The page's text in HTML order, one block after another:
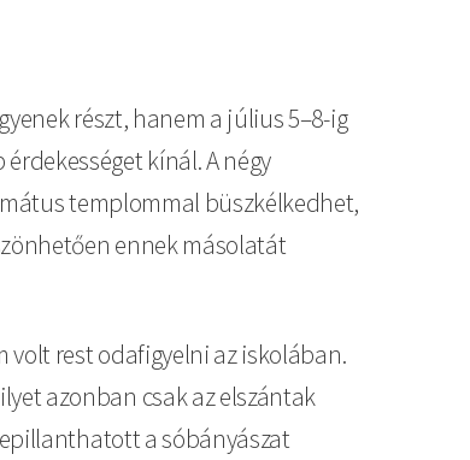
részt, hanem a július 5–8-ig
kínál. A négy
templommal büszkélkedhet,
ennek másolatát
volt rest odafigyelni az iskolában.
azonban csak az elszántak
a sóbányászat